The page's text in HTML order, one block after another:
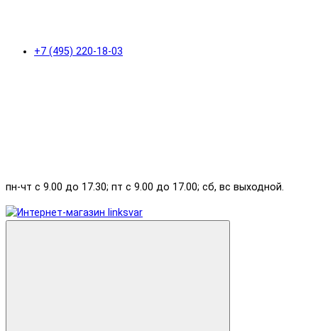
+7 (495) 220-18-03
пн-чт с 9.00 до 17.30; пт с 9.00 до 17.00; сб, вс выходной.